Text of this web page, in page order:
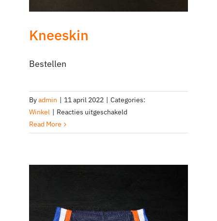
Kneeskin
Bestellen
Byadmin | 11 april 2022 | Categories:
Winkel | Reacties uitgeschakeldvoor
Read More